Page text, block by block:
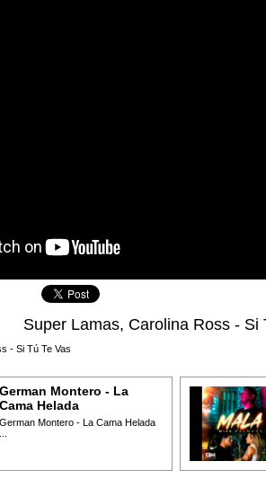
Super Lamas, Carolina Ross - Si
- Si Tú Te Vas
German Montero - La
Cama Helada
German Montero - La Cama Helada